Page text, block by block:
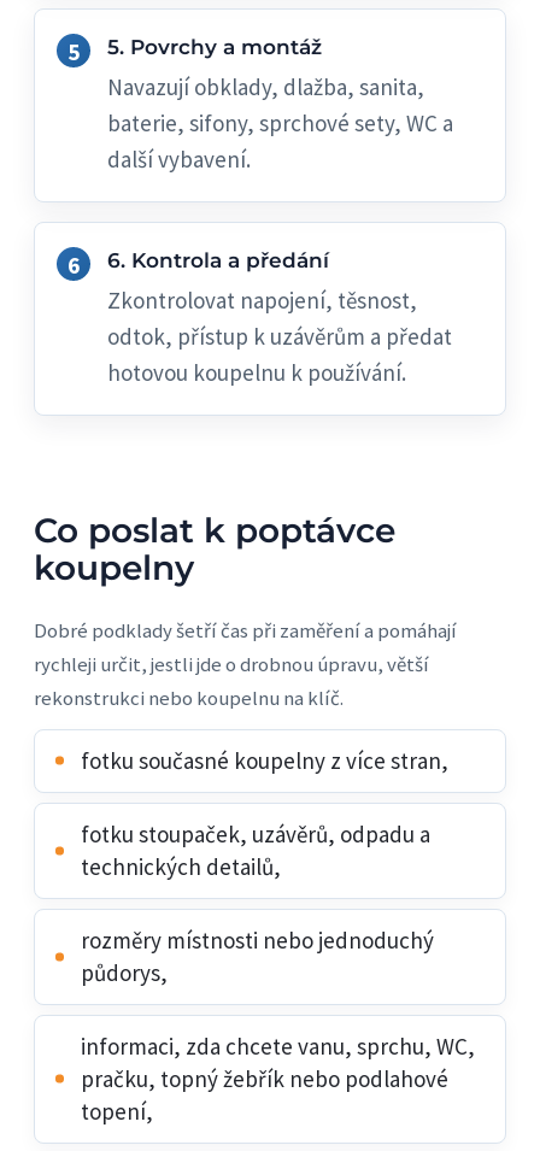
5. Povrchy a montáž
Navazují obklady, dlažba, sanita,
baterie, sifony, sprchové sety, WC a
další vybavení.
6. Kontrola a předání
Zkontrolovat napojení, těsnost,
odtok, přístup k uzávěrům a předat
hotovou koupelnu k používání.
Co poslat k poptávce
koupelny
Dobré podklady šetří čas při zaměření a pomáhají
rychleji určit, jestli jde o drobnou úpravu, větší
rekonstrukci nebo koupelnu na klíč.
fotku současné koupelny z více stran,
fotku stoupaček, uzávěrů, odpadu a
technických detailů,
rozměry místnosti nebo jednoduchý
půdorys,
informaci, zda chcete vanu, sprchu, WC,
pračku, topný žebřík nebo podlahové
topení,